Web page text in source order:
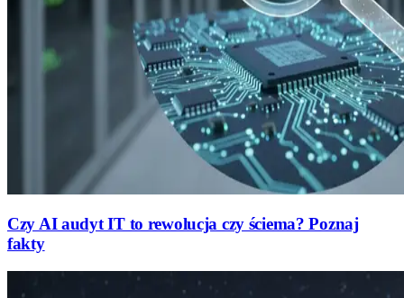
Czy AI audyt IT to rewolucja czy ściema? Poznaj
fakty